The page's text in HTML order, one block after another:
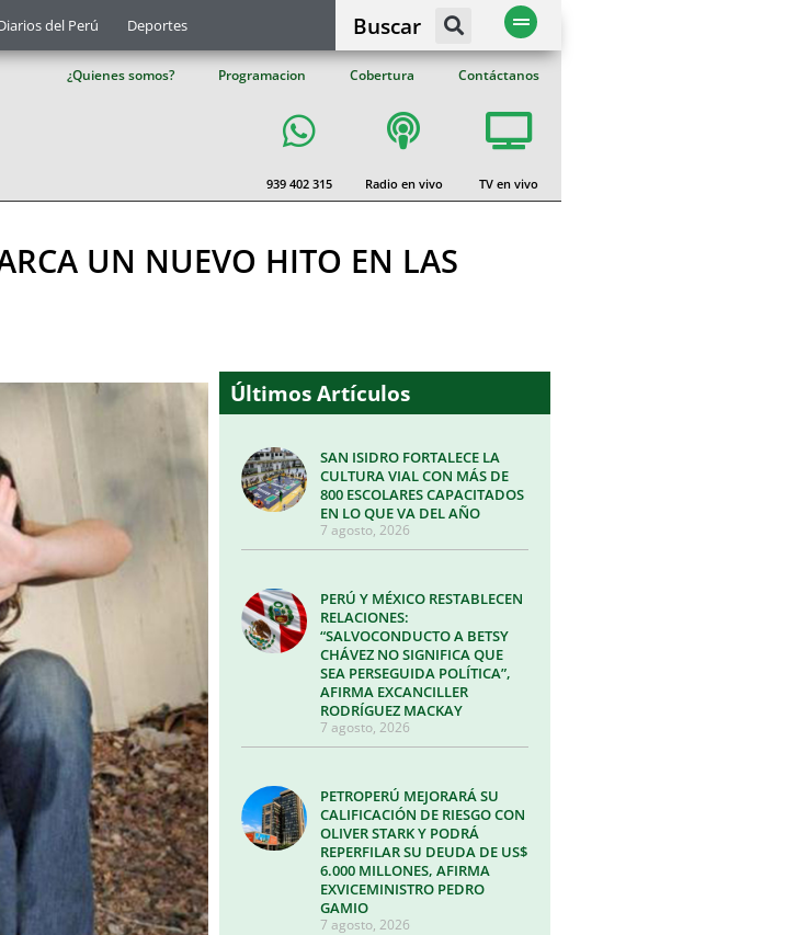
del Perú Deportes Buscar
¿Quienes somos? Programacion Cobertura Contáctanos
939 402 315 Radio en vivo TV en vivo
UN NUEVO HITO EN LAS
Últimos Artículos
SAN ISIDRO FORTALECE LA
CULTURA VIAL CON MÁS DE
800 ESCOLARES CAPACITADOS
EN LO QUE VA DEL AÑO
7 agosto, 2026
PERÚ Y MÉXICO RESTABLECEN
RELACIONES:
“SALVOCONDUCTO A BETSY
CHÁVEZ NO SIGNIFICA QUE
SEA PERSEGUIDA POLÍTICA”,
AFIRMA EXCANCILLER
RODRÍGUEZ MACKAY
7 agosto, 2026
PETROPERÚ MEJORARÁ SU
CALIFICACIÓN DE RIESGO CON
OLIVER STARK Y PODRÁ
REPERFILAR SU DEUDA DE US$
6.000 MILLONES, AFIRMA
EXVICEMINISTRO PEDRO
GAMIO
7 agosto, 2026